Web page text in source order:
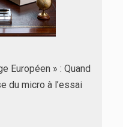
Européen » : Quand
du micro à l’essai